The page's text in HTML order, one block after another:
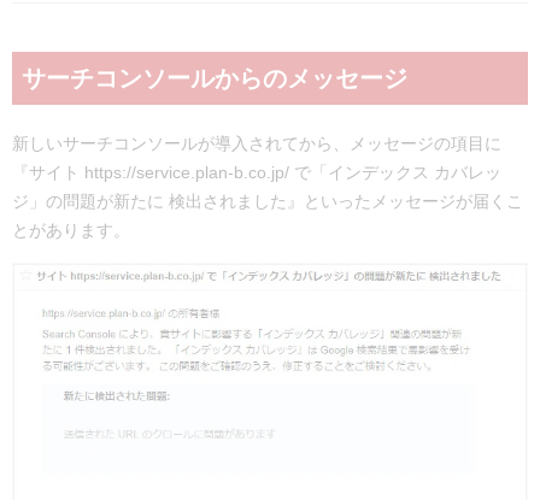
サーチコンソールからのメッセージ
新しいサーチコンソールが導入されてから、メッセージの項目に
『サイト https://service.plan-b.co.jp/ で「インデックス カバレッ
ジ」の問題が新たに 検出されました』といったメッセージが届くこ
とがあります。